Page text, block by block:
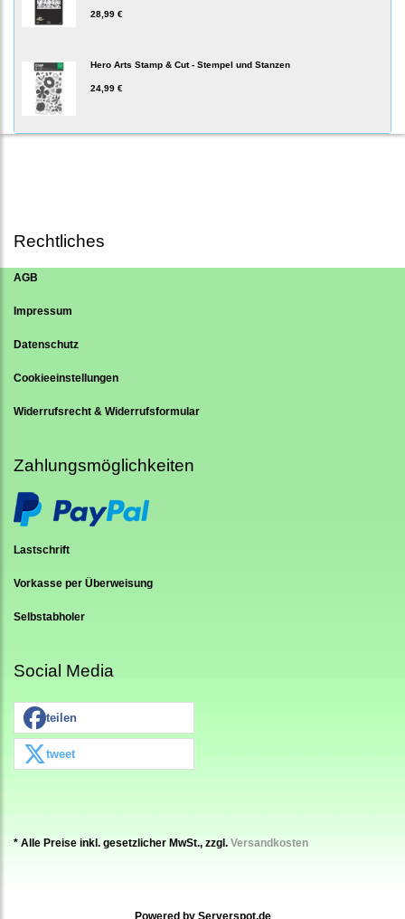
28,99 €
Hero Arts Stamp & Cut - Stempel und Stanzen
24,99 €
Rechtliches
AGB
Impressum
Datenschutz
Cookieeinstellungen
Widerrufsrecht & Widerrufsformular
Zahlungsmöglichkeiten
Lastschrift
Vorkasse per Überweisung
Selbstabholer
Social Media
teilen
tweet
* Alle Preise inkl. gesetzlicher MwSt., zzgl. Versandkosten
Powered by Serverspot.de